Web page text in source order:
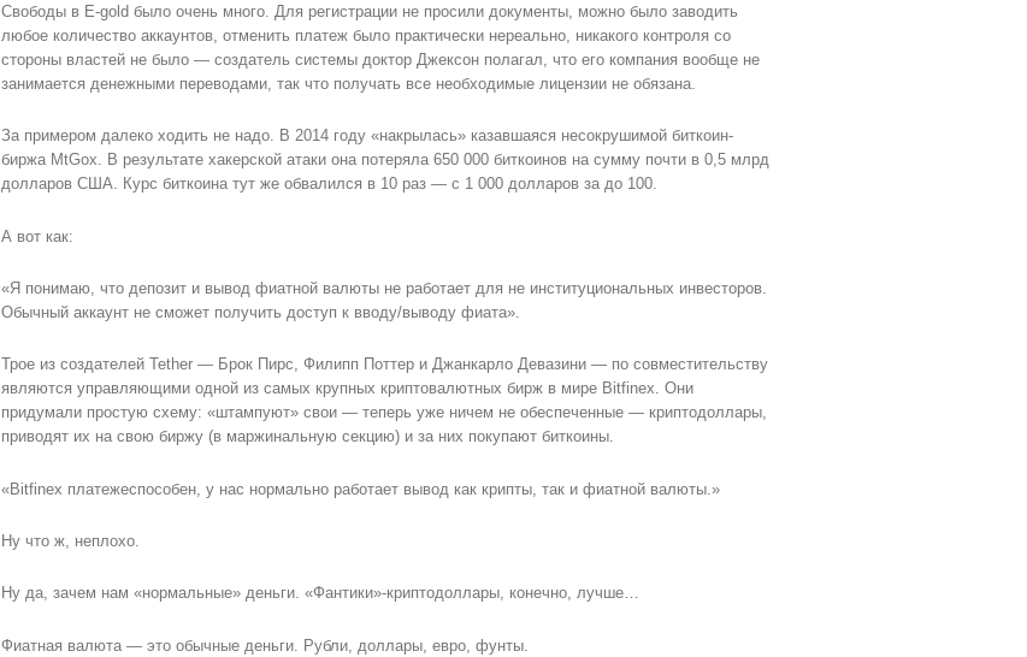
Свободы в E-gold было очень много. Для регистрации не просили документы, можно было заводить
любое количество аккаунтов, отменить платеж было практически нереально, никакого контроля со
стороны властей не было — создатель системы доктор Джексон полагал, что его компания вообще не
занимается денежными переводами, так что получать все необходимые лицензии не обязана.
За примером далеко ходить не надо. В 2014 году «накрылась» казавшаяся несокрушимой биткоин-
биржа MtGox. В результате хакерской атаки она потеряла 650 000 биткоинов на сумму почти в 0,5 млрд
долларов США. Курс биткоина тут же обвалился в 10 раз — с 1 000 долларов за до 100.
А вот как:
«Я понимаю, что депозит и вывод фиатной валюты не работает для не институциональных инвесторов.
Обычный аккаунт не сможет получить доступ к вводу/выводу фиата».
Трое из создателей Tether — Брок Пирс, Филипп Поттер и Джанкарло Девазини — по совместительству
являются управляющими одной из самых крупных криптовалютных бирж в мире Bitfinex. Они
придумали простую схему: «штампуют» свои — теперь уже ничем не обеспеченные — криптодоллары,
приводят их на свою биржу (в маржинальную секцию) и за них покупают биткоины.
«Bitfinex платежеспособен, у нас нормально работает вывод как крипты, так и фиатной валюты.»
Ну что ж, неплохо.
Ну да, зачем нам «нормальные» деньги. «Фантики»-криптодоллары, конечно, лучше…
Фиатная валюта — это обычные деньги. Рубли, доллары, евро, фунты.